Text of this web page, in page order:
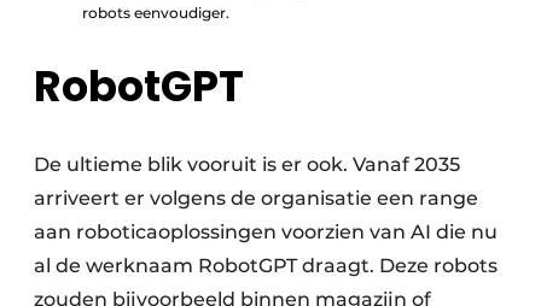
robots eenvoudiger.
RobotGPT
De ultieme blik vooruit is er ook. Vanaf 2035
arriveert er volgens de organisatie een range
aan roboticaoplossingen voorzien van AI die nu
al de werknaam RobotGPT draagt. Deze robots
zouden bijvoorbeeld binnen magazijn of